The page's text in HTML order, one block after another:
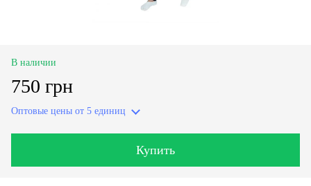
В наличии
750 грн
Оптовые цены от 5 единиц
Купить